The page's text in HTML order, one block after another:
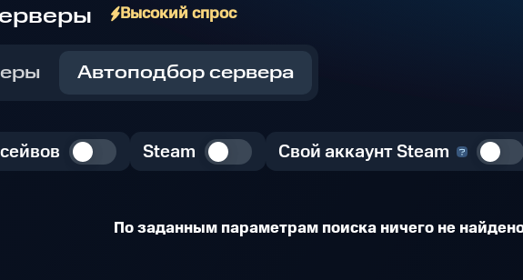
Высокий спрос
Автоподбор сервера
Steam Свой аккаунт Steam
По заданным параметрам поиска ничего не